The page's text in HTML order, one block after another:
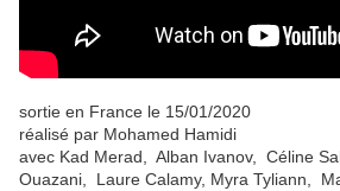
sortie en France le 15/01/2020
réalisé par Mohamed Hamidi
avec Kad Merad, Alban Ivanov, Céline
Ouazani, Laure Calamy, Myra Tyliann,